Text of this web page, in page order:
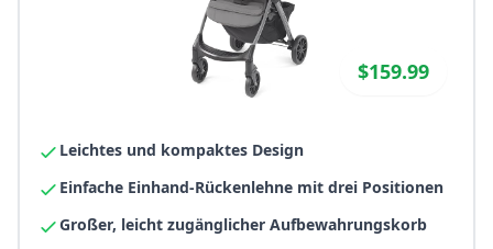
$159.99
Leichtes und kompaktes Design
Einfache Einhand-Rückenlehne mit drei Positionen
Großer, leicht zugänglicher Aufbewahrungskorb